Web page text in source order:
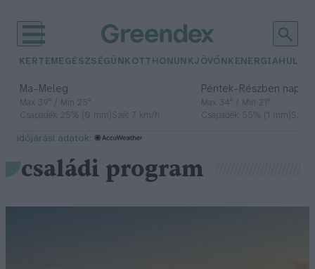
KERTEM EGÉSZSÉGÜNK OTTHONUNKJÖVŐNK ENERGIA
Ma– Meleg
Max 39° / Min 25°
Csapadék: 25% (0 mm)Szél: 7 km/h
Péntek– Részben
Max 34° / Min 21°
Csapadék: 55% (1 mm)Szél:
időjárási adatok:
családi program